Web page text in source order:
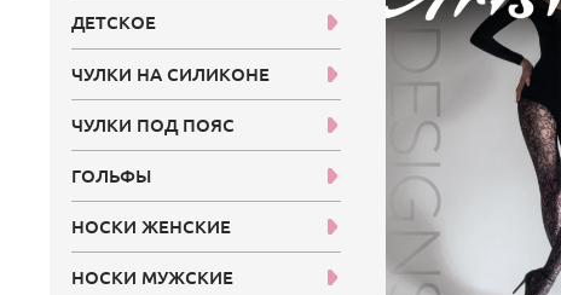
ДЕТСКОЕ
ЧУЛКИ НА СИЛИКОНЕ
ЧУЛКИ ПОД ПОЯС
ГОЛЬФЫ
НОСКИ ЖЕНСКИЕ
НОСКИ МУЖСКИЕ